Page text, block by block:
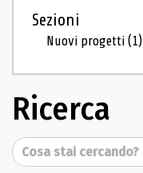
Sezioni
Nuovi progetti(1)
Ricerca
Cerca